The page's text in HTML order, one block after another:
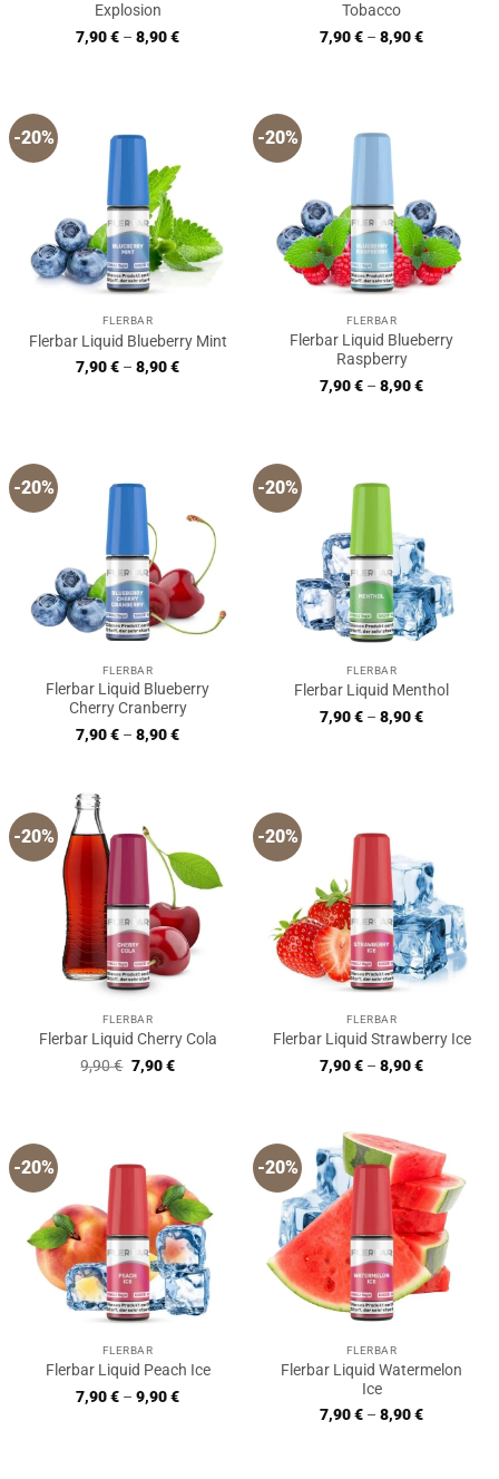
Explosion
7,90€ – 8,90€
Tobacco
7,90€ – 8,90€
-20%
FLERBAR
Flerbar Liquid Blueberry Mint
7,90€ – 8,90€
-20%
FLERBAR
Flerbar Liquid Blueberry
Raspberry
7,90€ – 8,90€
-20%
FLERBAR
Flerbar Liquid Blueberry
Cherry Cranberry
7,90€ – 8,90€
-20%
FLERBAR
Flerbar Liquid Menthol
7,90€ – 8,90€
-20%
FLERBAR
Flerbar Liquid Cherry Cola
9,90€ Ursprünglicher
Preis
7,90€Aktueller
-20%
FLERBAR
Flerbar Liquid Strawberry Ice
7,90€ – 8,90€
-20%
FLERBAR
Flerbar Liquid Peach Ice
7,90€ – 9,90€
-20%
FLERBAR
Flerbar Liquid Watermelon
Ice
7,90€ – 8,90€